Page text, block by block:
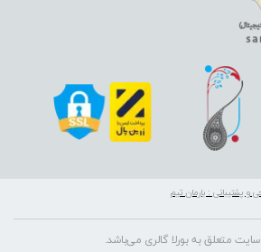
متعلق به بورلا گالری می‌باشد.
و پشتیبانی : بارمان تیم